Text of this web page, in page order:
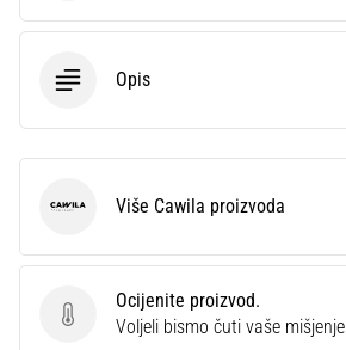
Opis
Ocijenite proizvod.
Ocijenite proizvod.
Voljeli bismo čuti vaše mišjenje
Cawila Više Cawila proizvoda